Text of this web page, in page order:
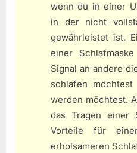
wenn du in einer
in der nicht
gewährleistet ist.
einer
Signal an andere
schlafen
werden möchtest.
das Tragen einer
Vorteile für
erholsameren